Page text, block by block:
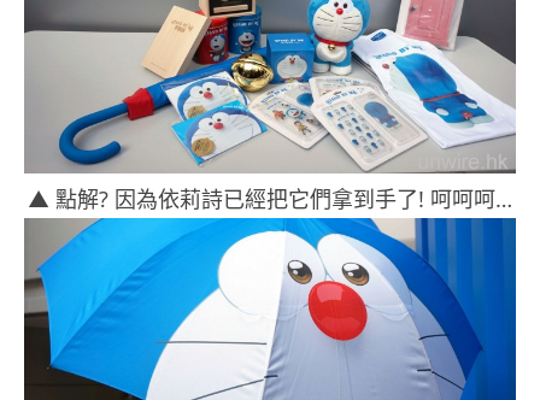
▲ 點解? 因為依莉詩已經把它們拿到手了! 呵呵呵…